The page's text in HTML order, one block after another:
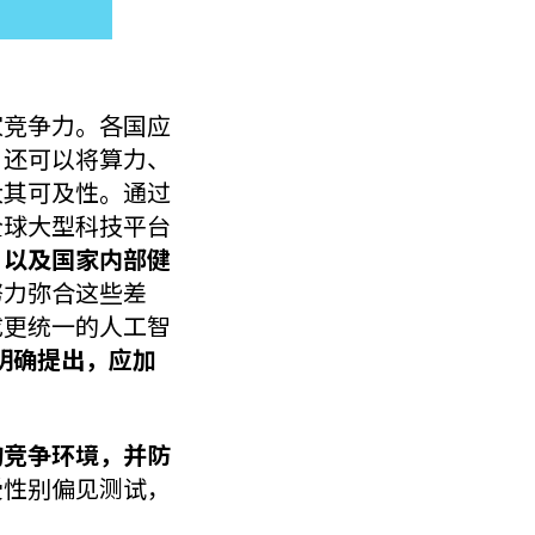
争力。各国应
可以将算力、
可及性。通过
大型科技平台
及国家内部健
弥合这些差
统一的人工智
确提出，应加
争环境，并防
别偏见测试，